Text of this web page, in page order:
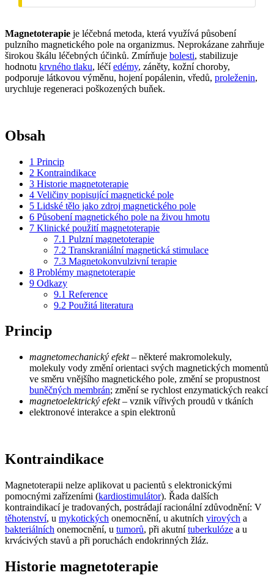
Magnetoterapie je léčebná metoda, která využívá působení
pulzního magnetického pole na organizmus. Neprokázane zahrňuje
širokou škálu léčebných účinků. Zmírňuje bolesti, stabilizuje
hodnotu krvného tlaku, léčíedémy, záněty, kožní choroby,
podporuje látkovou výměnu, hojení popálenin, vředů, proleženin,
urychluje regeneraci poškozených buňek.
Obsah
1 Princip
2 Kontraindikace
3 Historie magnetoterapie
4 Veličiny popisující magnetické pole
5 Lidské tělo jako zdroj magnetického pole
6 Působení magnetického pole na živou hmotu
7 Klinické použití magnetoterapie
7.1 Pulzní magnetoterapie
7.2 Transkraniální magnetická stimulace
7.3 Magnetokonvulzivní terapie
8 Problémy magnetoterapie
9 Odkazy
9.1 Reference
9.2 Použitá literatura
Princip
magnetomechanický efekt– některé makromolekuly,
molekuly vody změní orientaci svých magnetických momentů
ve směru vnějšího magnetického pole, změní se propustnost
buněčných membrán; změní se rychlost enzymatických reakcí
magnetoelektrický efekt– vznik vířivých proudů v tkáních
elektronové interakce a spin elektronů
Kontraindikace
Magnetoterapii nelze aplikovat u pacientů s elektronickými
pomocnými zařízeními (kardiostimulátor). Řada dalších
kontraindikací je tradovaných, postrádají racionální zdůvodnění: V
těhotenství, u mykotických onemocnění, u akutních virových a
bakteriálních onemocnění, u tumorů, při akutnítuberkulóze a u
krvácivých stavů a při poruchách endokrinných žláz.
Historie magnetoterapie